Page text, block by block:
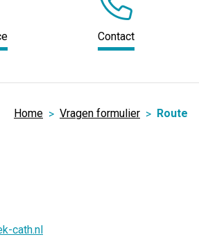
Contact
Home Vragen formulier Route
cath.nl